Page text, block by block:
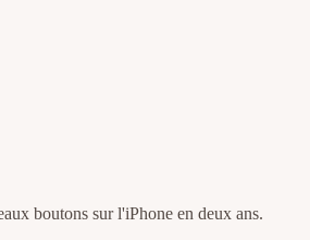
boutons sur l'iPhone en deux ans.